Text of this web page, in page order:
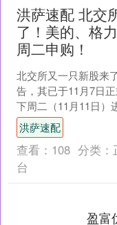
洪萨速配 北交
了！美的、格
周二申购！
北交所又一只新股来
告，其已于11月7日
下周二（11月11日）
技下周二申购 南特科
元/股....
洪萨速配
查看： 108 分类：
台
盈富